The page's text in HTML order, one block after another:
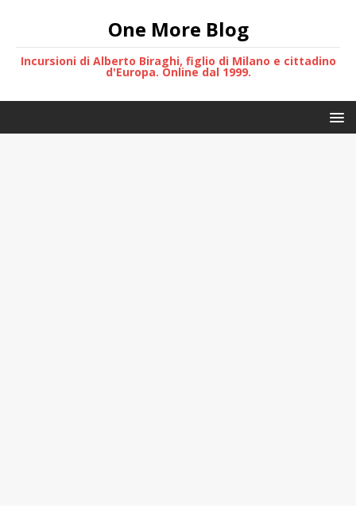
One More Blog
Incursioni di Alberto Biraghi, figlio di Milano e cittadino
d'Europa. Online dal 1999.